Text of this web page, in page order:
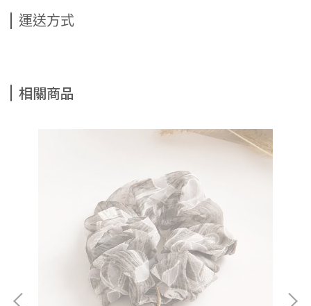
運送方式
相關商品